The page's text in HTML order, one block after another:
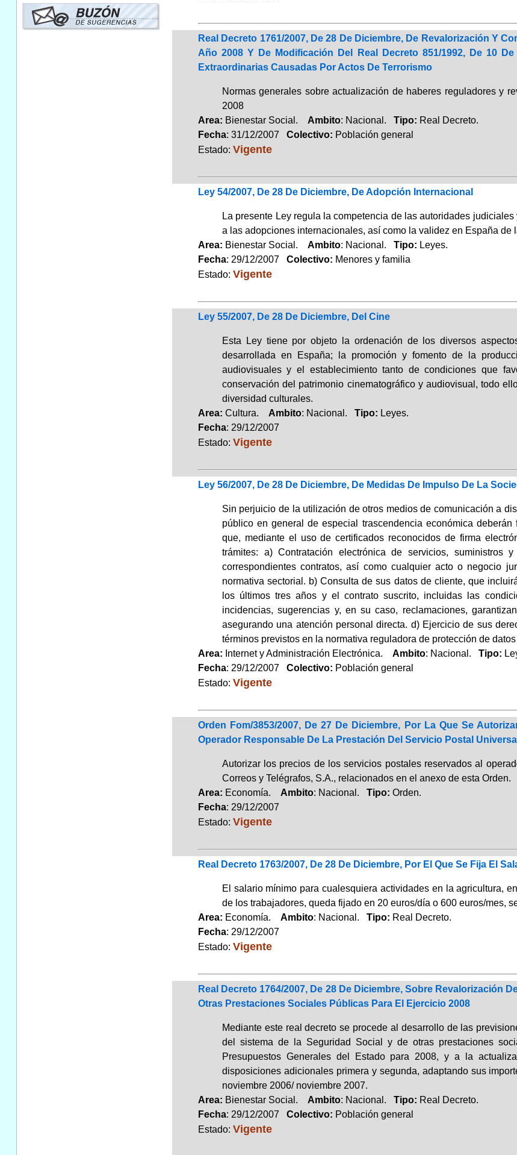
Real Decreto 1761/2007, De 28 De Diciembre, De Revalorización Y
Año 2008 Y De Modificación Del Real Decreto 851/1992, De 10
Extraordinarias Causadas Por Actos De Terrorismo
Normas generales sobre actualización de haberes reguladores y
2008
Area: Bienestar Social. Ambito: Nacional. Tipo: Real Decreto.
Fecha: 31/12/2007 Colectivo: Población general
Estado: Vigente
Ley 54/2007, De 28 De Diciembre, De Adopción Internacional
La presente Ley regula la competencia de las autoridades
a las adopciones internacionales, así como la validez en España
Area: Bienestar Social. Ambito: Nacional. Tipo: Leyes.
Fecha: 29/12/2007Colectivo: Menores y familia
Estado: Vigente
Ley 55/2007, De 28 De Diciembre, Del Cine
Esta Ley tiene por objeto la ordenación de los diversos
desarrollada en España; la promoción y fomento de la
audiovisuales y el establecimiento tanto de condiciones que
conservación del patrimonio cinematográfico y audiovisual, todo
diversidad culturales.
Area: Cultura. Ambito: Nacional. Tipo: Leyes.
Fecha: 29/12/2007
Estado: Vigente
Ley 56/2007, De 28 De Diciembre, De Medidas De Impulso De La
Sin perjuicio de la utilización de otros medios de comunicación a
público en general de especial trascendencia económica
que, mediante el uso de certificados reconocidos de firma
trámites: a) Contratación electrónica de servicios,
correspondientes contratos, así como cualquier acto o negocio
normativa sectorial. b) Consulta de sus datos de cliente, que
los últimos tres años y el contrato suscrito, incluidas las
incidencias, sugerencias y, en su caso, reclamaciones,
asegurando una atención personal directa. d) Ejercicio de sus
términos previstos en la normativa reguladora de protección de
Area: Internet y Administración Electrónica. Ambito: Nacional. Tipo:
Fecha: 29/12/2007Colectivo: Población general
Estado: Vigente
Orden Fom/3853/2007, De 27 De Diciembre, Por La Que Se
Operador Responsable De La Prestación Del Servicio Postal
Autorizar los precios de los servicios postales reservados al
Correos y Telégrafos, S.A., relacionados en el anexo de esta Orden.
Area: Economía. Ambito: Nacional. Tipo: Orden.
Fecha: 29/12/2007
Estado: Vigente
Real Decreto 1763/2007, De 28 De Diciembre, Por El Que Se Fija El
El salario mínimo para cualesquiera actividades en la agricultura,
de los trabajadores, queda fijado en 20 euros/día o 600 euros/mes,
Area: Economía. Ambito: Nacional. Tipo: Real Decreto.
Fecha: 29/12/2007
Estado: Vigente
Real Decreto 1764/2007, De 28 De Diciembre, Sobre Revalorización
Otras Prestaciones Sociales Públicas Para El Ejercicio 2008
Mediante este real decreto se procede al desarrollo de las
del sistema de la Seguridad Social y de otras prestaciones
Presupuestos Generales del Estado para 2008, y a la
disposiciones adicionales primera y segunda, adaptando sus
noviembre 2006/ noviembre 2007.
Area: Bienestar Social. Ambito: Nacional. Tipo: Real Decreto.
Fecha: 29/12/2007 Colectivo: Población general
Estado: Vigente